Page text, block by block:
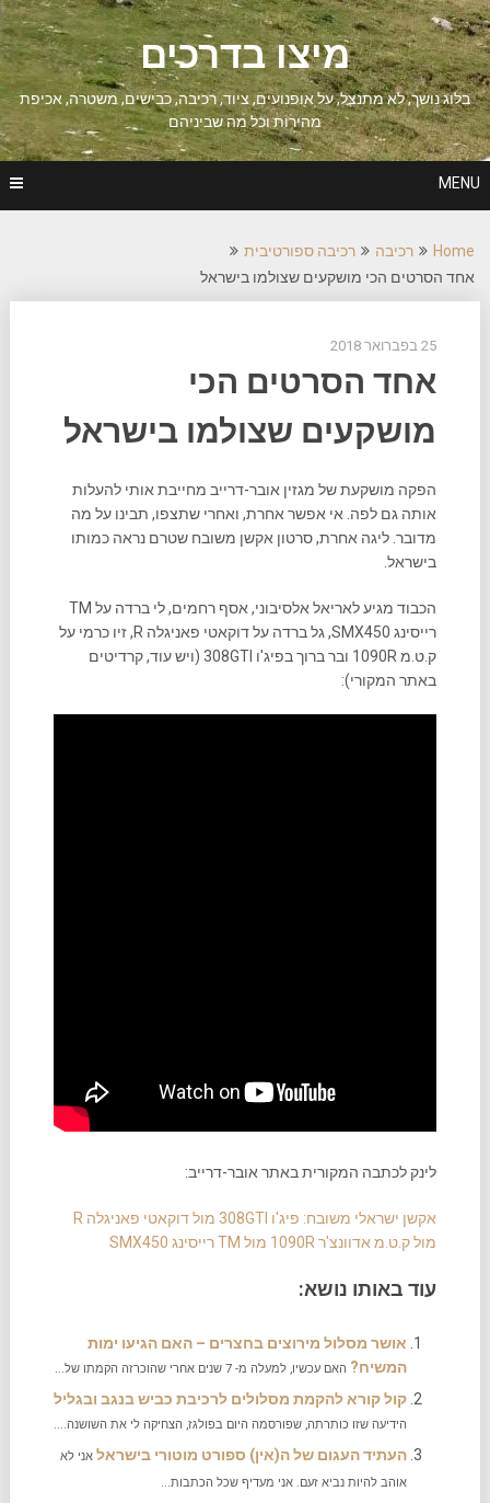
Skip
to
content
מיצו בדרכים
בלוג נושך, לא מתנצל, על אופנועים, ציוד, רכיבה, כבישים, משטרה, אכיפת
מהירות וכל מה שביניהם
MENU
Home רכיבה
רכיבה ספורטיבית
אחד הסרטים הכי מושקעים שצולמו בישראל
25 בפברואר 2018
אחד הסרטים הכי
מושקעים שצולמו בישראל
הפקה מושקעת של מגזין אובר-דרייב מחייבת אותי להעלות
אותה גם לפה. אי אפשר אחרת, ואחרי שתצפו, תבינו על מה
מדובר. ליגה אחרת, סרטון אקשן משובח שטרם נראה כמותו
בישראל.
הכבוד מגיע לאריאל אלסיבוני, אסף רחמים, לי ברדה על TM
רייסינג SMX450, גל ברדה על דוקאטי פאניגלה R, זיו כרמי על
ק.ט.מ 1090R ובר ברוך בפיג'ו 308GTI (ויש עוד, קרדיטים
באתר המקורי):
לינק לכתבה המקורית באתר אובר-דרייב:
אקשן ישראלי משובח: פיג'ו 308GTI מול דוקאטי פאניגלה R
מול ק.ט.מ אדוונצ'ר 1090R מול TM רייסינג SMX450
עוד באותו נושא:
אושר מסלול מירוצים בחצרים – האם הגיעו ימות
המשיח? האם עכשיו, למעלה מ- 7 שנים אחרי שהוכרזה הקמתו של...
קול קורא להקמת מסלולים לרכיבת כביש בנגב ובגליל
הידיעה שזו כותרתה, שפורסמה היום בפולגז, הצחיקה לי את השושנה....
העתיד העגום של ה(אין) ספורט מוטורי בישראל אני לא
אוהב להיות נביא זעם. אני מעדיף שכל הכתבות...